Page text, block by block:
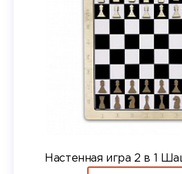
Настенная игра 2 в 1